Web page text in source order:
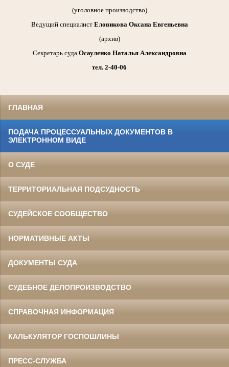
(уголовное производство)
Ведущий специалист Еловикова Оксана Евгеньевна
(архив)
Секретарь суда Осауленко Наталья Александровна
тел. 2-40-06
ГЛАВНАЯ
ПОДАЧА ПРОЦЕССУАЛЬНЫХ ДОКУМЕНТОВ В
ЭЛЕКТРОННОМ ВИДЕ
О СУДЕ
ТЕРРИТОРИАЛЬНАЯ ПОДСУДНОСТЬ
СУДЕЙСКОЕ СООБЩЕСТВО
НОРМАТИВНЫЕ АКТЫ
ДОКУМЕНТЫ СУДА
СУДЕБНОЕ ДЕЛОПРОИЗВОДСТВО
СПРАВОЧНАЯ ИНФОРМАЦИЯ
КАЛЬКУЛЯТОР ГОСПОШЛИНЫ
ПРЕСС-СЛУЖБА